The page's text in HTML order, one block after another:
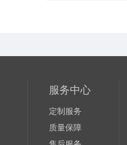
服务中心
定制服务
质量保障